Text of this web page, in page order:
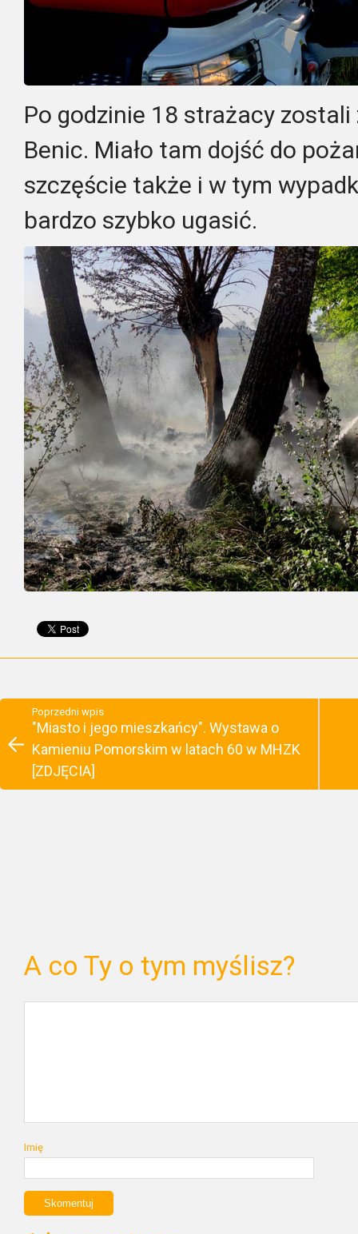
Po godzinie 18 strażacy
Benic. Miało tam dojść do
szczęście także i w tym
bardzo szybko ugasić.
Poprzedni wpis
"Miasto i jego mieszkańcy". Wystawa o
Kamieniu Pomorskim w latach 60 w MHZK
[ZDJĘCIA]
A co Ty o tym myślisz?
Imię